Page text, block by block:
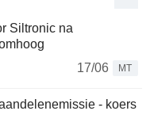
Siltronic na
17/06
MT
- koers